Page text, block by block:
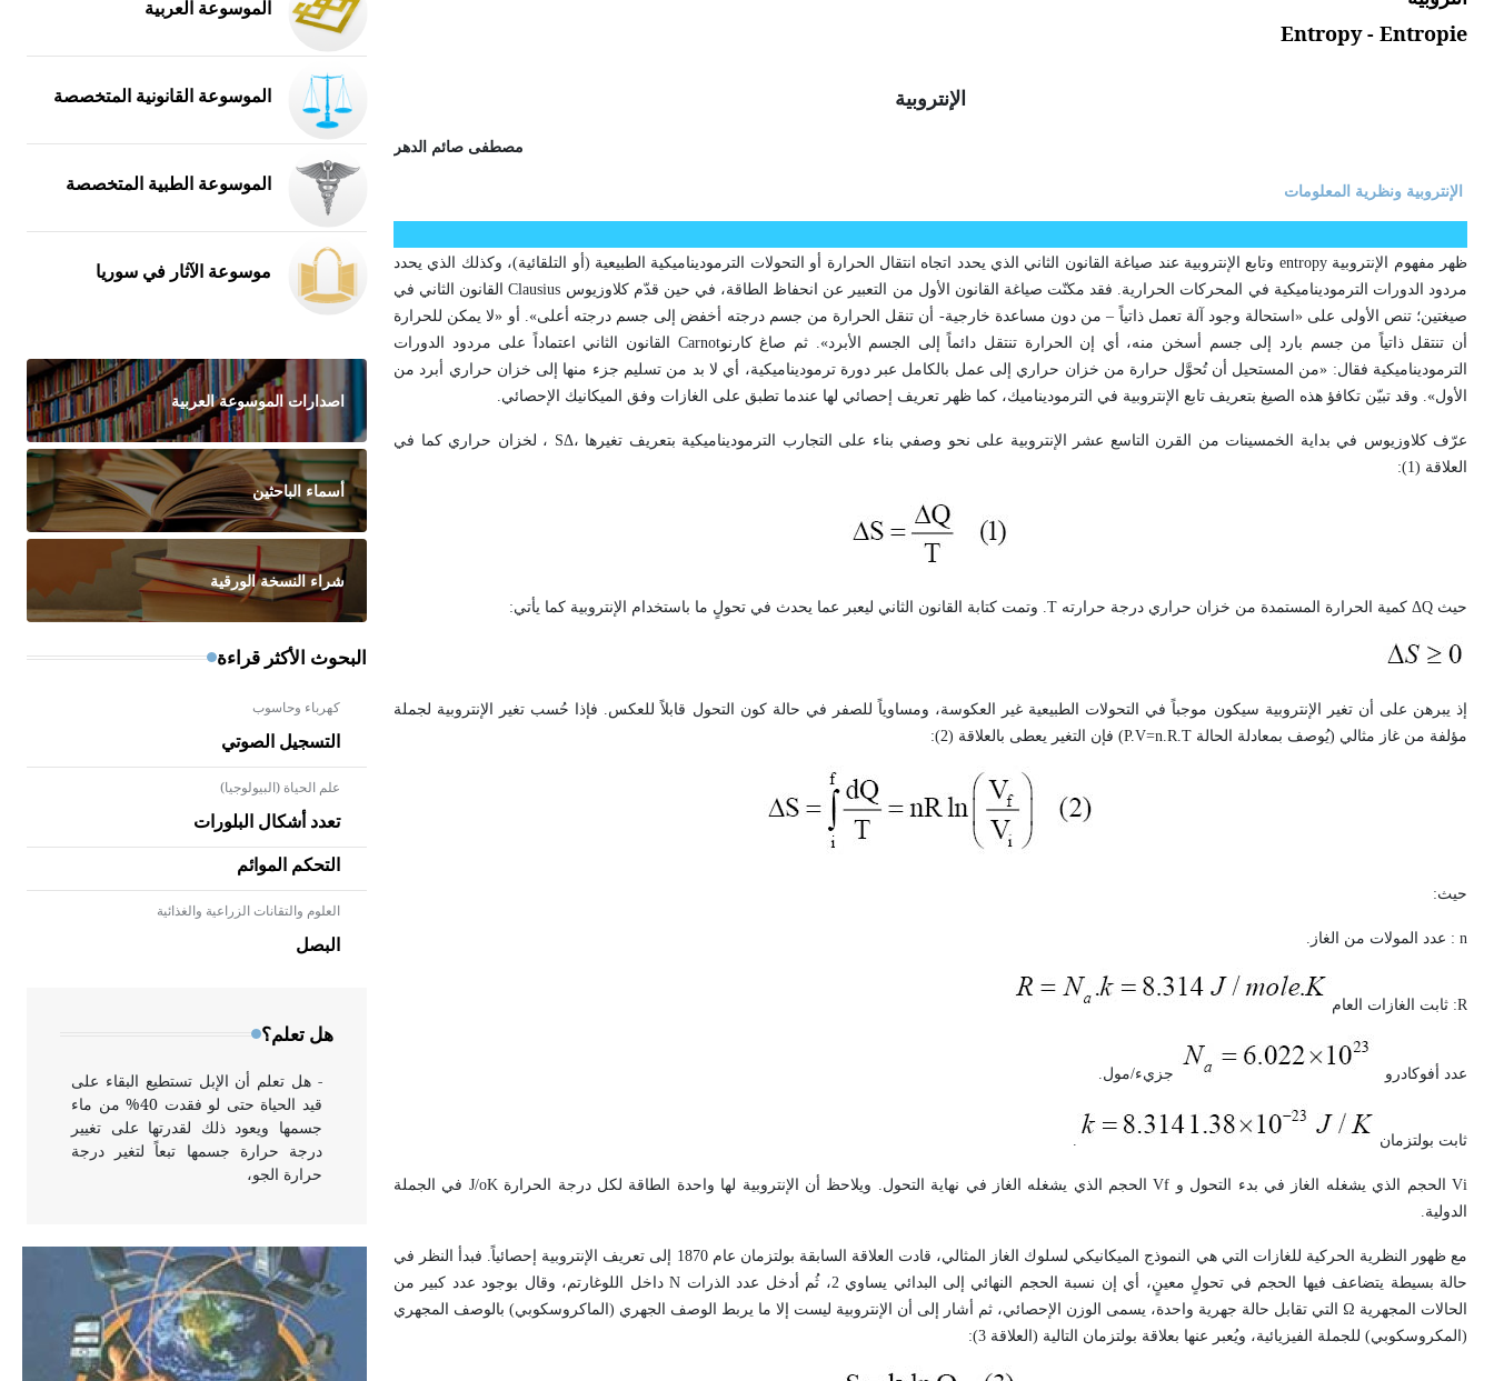
Entropy - Entropie
الإنتروبية
مصطفى صائم الدهر
الإنتروبية ونظرية المعلومات
ظهر مفهوم الإنتروبيةentropy وتابع الإنتروبية عند صياغة القانون الثاني الذي يحدد اتجاه انتقال الحرارة أو التحولات الترموديناميكية الطبيعية (أو التلقائية)، وكذلك الذي يحدد
مردود الدورات الترموديناميكية في المحركات الحرارية. فقد مكنّت صياغة القانون الأول من التعبير عن انحفاظ الطاقة، في حين قدّم كلاوزيوس Clausiusالقانون الثاني في
صيغتين؛ تنص الأولى على «استحالة وجود آلة تعمل ذاتياً – من دون مساعدة خارجية- أن تنقل الحرارة من جسم درجته أخفض إلى جسم درجته أعلى». أو «لا يمكن للحرارة
أن تنتقل ذاتياً من جسم بارد إلى جسم أسخن منه، أي إن الحرارة تنتقل دائماً إلى الجسم الأبرد». ثم صاغ كارنوCarnot القانون الثاني اعتماداً على مردود الدورات
الترموديناميكية فقال: «من المستحيل أن تُحوَّل حرارة من خزان حراري إلى عمل بالكامل عبر دورة ترموديناميكية، أي لا بد من تسليم جزء منها إلى خزان حراري أبرد من
الأول». وقد تبيّن تكافؤ هذه الصيغ بتعريف تابع الإنتروبية في الترموديناميك، كما ظهر تعريف إحصائي لها عندما تطبق على الغازات وفق الميكانيك الإحصائي.
عرّف كلاوزيوس في بداية الخمسينات من القرن التاسع عشر الإنتروبية على نحو وصفي بناء على التجارب الترموديناميكية بتعريف تغيرها ،Δ
S ، لخزان حراري كما في
العلاقة (1):
حيث Q
Δ كمية الحرارة المستمدة من خزان حراري درجة حرارته T. وتمت كتابة القانون الثاني ليعبر عما يحدث في تحولٍ ما باستخدام الإنتروبية كما يأتي:
إذ يبرهن على أن تغير الإنتروبية سيكون موجباً في التحولات الطبيعية غير العكوسة، ومساوياً للصفر في حالة كون التحول قابلاً للعكس. فإذا حُسب تغير الإنتروبية لجملة
مؤلفة من غاز مثالي (يُوصف بمعادلة الحالة P.V=n.R.T) فإن التغير يعطى بالعلاقة (2):
حيث:
n : عدد المولات من الغاز.
R: ثابت الغازات العام
عدد أفوكادرو جزيء/مول.
ثابت بولتزمان .
i
Vالحجم الذي يشغله الغاز في بدء التحول و f
Vالحجم الذي يشغله الغاز في نهاية التحول. ويلاحظ أن الإنتروبية لها واحدة الطاقة لكل درجة الحرارةK
o
/
J في الجملة
الدولية.
مع ظهور النظرية الحركية للغازات التي هي النموذج الميكانيكي لسلوك الغاز المثالي، قادت العلاقة السابقة بولتزمان عام 1870 إلى تعريف الإنتروبية إحصائياً. فبدأ النظر في
حالة بسيطة يتضاعف فيها الحجم في تحولٍ معينٍ، أي إن نسبة الحجم النهائي إلى البدائي يساوي 2، ثُم أدخل عدد الذرات
Nداخل اللوغارتم، وقال بوجود عدد كبير من
الحالات المجهرية Ω التي تقابل حالة جهرية واحدة، يسمى الوزن الإحصائي، ثم أشار إلى أن الإنتروبية ليست إلا ما يربط الوصف الجهري (الماكروسكوبي) بالوصف المجهري
(المكروسكوبي) للجملة الفيزيائية، ويُعبر عنها بعلاقة بولتزمان التالية (العلاقة 3):
الموسوعة العربية
الموسوعة القانونية المتخصصة
الموسوعة الطبية المتخصصة
موسوعة الآثار في سوريا
اصدارات الموسوعة العربية
أسماء الباحثين
شراء النسخة الورقية
البحوث الأكثر قراءة
كهرباء وحاسوب
التسجيل الصوتي
علم الحياة (البيولوجيا)
تعدد أشكال البلورات
التحكم الموائم
العلوم والتقانات الزراعية والغذائية
البصل
هل تعلم؟
- هل تعلم أن الأبلق نوع من الفنون
الهندسية التي ارتبطت بالعمارة
الإسلامية في بلاد الشام ومصر خاصة،
- هل تعلم أن الإبل تستطيع البقاء على
قيد الحياة حتى لو فقدت 40% من ماء
جسمها ويعود ذلك لقدرتها على تغيير
درجة حرارة جسمها تبعاً لتغير درجة
حرارة الجو،
- هل تعلم أن أبقراط كتب في الطب
أربعة مؤلفات هي: الحكم، الأدلة، تنظيم
التغذية، ورسالته في جروح الرأس.
ويعود له الفضل بأنه حرر الطب من
الدين والفلسفة.